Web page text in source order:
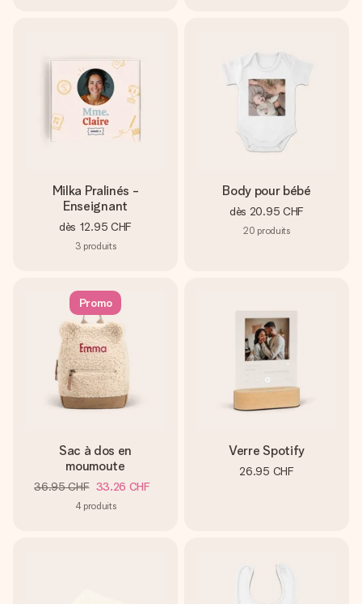
Milka Pralinés -
Enseignant
dès 12.95 CHF
3 produits
Body pour bébé
dès 20.95 CHF
20 produits
Promo
Sac à dos en
moumoute
36.95 CHF 33.26 CHF
4 produits
Verre Spotify
26.95 CHF